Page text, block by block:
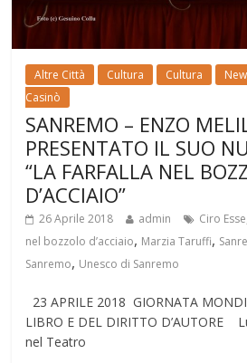
Altre Città Cultura Cultura
Casinò
SANREMO – ENZO
PRESENTATO IL SUO
“LA FARFALLA NEL
D’ACCIAIO”
26 Aprile 2018 admin Ciro Esse
nel bozzolo d’acciaio, Marzia Taruffi,
Sanremo, Unesco di Sanremo
23 APRILE 2018 GIORNATA
LIBRO E DEL DIRITTO D’AUTORE
nel Teatro